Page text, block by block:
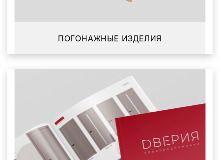
ПОГОНАЖНЫЕ ИЗДЕЛИЯ